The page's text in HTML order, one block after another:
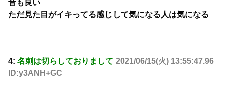
音も良い
ただ見た目がイキってる感じして気になる人は気になる
4: 名刺は切らしておりまして 2021/06/15(火) 13:55:47.96
ID:y3ANH+GC